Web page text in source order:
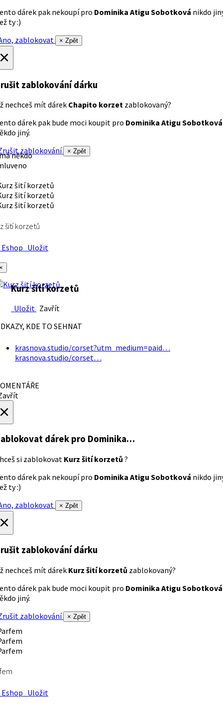
dárek pak nekoupí pro Dominika Atigu Sobotková nikdo
ty :)
zablokovat
× Zpět
zablokování dárku
nechceš mít dárek Chapito korzet zablokovaný?
dárek pak bude moci koupit pro Dominika Atigu Sobotková
jiný.
zablokování
× Zpět
někdo
šití korzetů
Uložit
Kurz šití korzetů
Uložit Zavřít
KDE TO SEHNAT
krasnova.studio/corset?utm_medium=paid…
krasnova.studio/corset…
dárek pro Dominika…
si zablokovat Kurz šití korzetů ?
dárek pak nekoupí pro Dominika Atigu Sobotková nikdo
ty :)
zablokovat
× Zpět
zablokování dárku
nechceš mít dárek Kurz šití korzetů zablokovaný?
dárek pak bude moci koupit pro Dominika Atigu Sobotková
jiný.
zablokování
× Zpět
Uložit